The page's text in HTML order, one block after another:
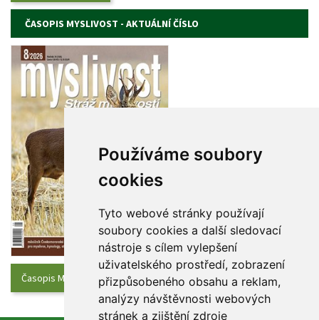
Používáme soubory
cookie
Tyto webové stránky používají
oubory cookies a další sledovací
nástroje s cílem vylepšení
uživatelského prostředí, zobrazení
přizpůsobeného obsahu a reklam,
analýzy návštěvnosti webových
tránek a zjištění zdroje
ČASOPIS MYSLIVOST - AKTUÁLNÍ ČÍSLO
Časopis Myslivost - Aktuální číslo